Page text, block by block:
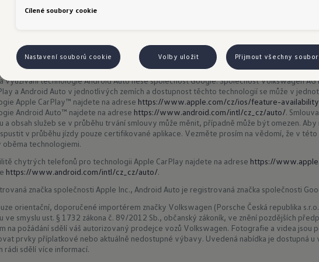
využívání technologií Apple CarPlay a Android Auto. Odpovědnost za využívání
využívání technologie Android Auto nese společnost Google. Společnost Volkswagen
a Android Auto v jednotlivých zemích a dostupnost těchto technologií se může v
Apple CarPlay™ najdete na adrese https://www.apple.com/cz/ios/feature-
Android Auto™ najdete na adrese https://www.android.com/intl/cz_cz/auto/.
a obsah služeb se v průběhu trvání smlouvy může měnit, případně může být omezen.
v průběhu jízdy pouze certifikované aplikace. Vezměte prosím na vědomí, že v
technologiemi.
chytrých telefonů pro technologii Apple CarPlay najdete na adrese https://
https://www.android.com/intl/cz_cz/auto/.
značka společnosti Apple Inc., Android Auto je registrovaná značka společnosti
orientační, doporučené importérem značky Volkswagen (Porsche Česká republika
ve smyslu ust. § 1732 zákona č. 89/2012 Sb., občanský zákoník, ve znění pozdějších
na požádání sdělí váš autorizovaný prodejce vozů Volkswagen. Fotografie a videa jsou
prvky příplatkové nebo aktuálně nedostupné výbavy. Uvedená nabídka je dostupná
rádi sdělí více informací.
Cílené soubory cookie
Nastavení souborů cookie Volby uložit Přijmout všechny